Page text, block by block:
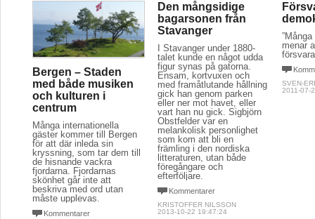
Bergen – Staden
med både musiken
och kulturen i
centrum
Många internationella
gäster kommer till Bergen
för att där inleda sin
kryssning, som tar dem till
de hisnande vackra
fjordarna. Fjordarnas
skönhet går inte att
beskriva med ord utan
måste upplevas.
Kommentarer
Den mångsidige
bagarsonen från
Stavanger
I Stavanger under 1880-
talet kunde en något udda
figur synas på gatorna.
Ensam, kortvuxen och
med framåtlutande hållning
gick han genom parken
eller ner mot havet, eller
vart han nu gick. Sigbjörn
Obstfelder var en
melankolisk personlighet
som kom att bli en
främling i den nordiska
litteraturen, utan både
föregångare och
efterföljare.
Kommentarer
KRISTOFFER NILSSON
2013-10-22 19:47:24
menar
SVEN-
2011-07-